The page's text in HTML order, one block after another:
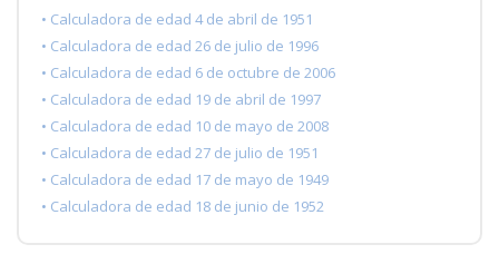
• Calculadora de edad 4 de abril de 1951
• Calculadora de edad 26 de julio de 1996
• Calculadora de edad 6 de octubre de 2006
• Calculadora de edad 19 de abril de 1997
• Calculadora de edad 10 de mayo de 2008
• Calculadora de edad 27 de julio de 1951
• Calculadora de edad 17 de mayo de 1949
• Calculadora de edad 18 de junio de 1952